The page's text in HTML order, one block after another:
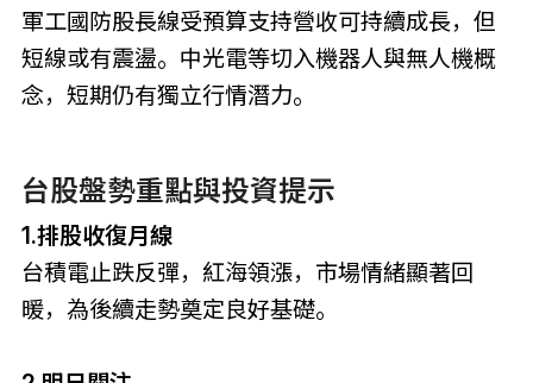
軍工國防股長線受預算支持營收可持續成長，但
短線或有震盪。中光電等切入機器人與無人機概
念，短期仍有獨立行情潛力。
台股盤勢重點與投資提示
1.排股收復月線
台積電止跌反彈，紅海領漲，市場情緒顯著回
暖，為後續走勢奠定良好基礎。